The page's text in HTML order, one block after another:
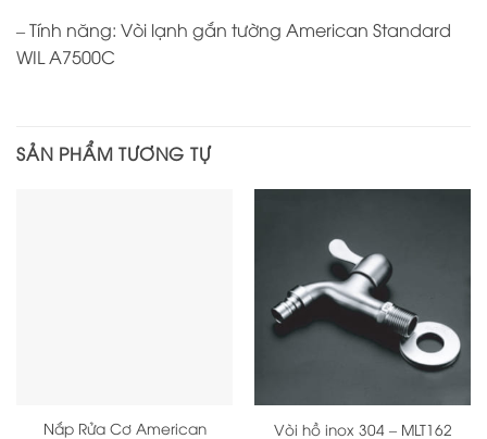
– Tính năng: Vòi lạnh gắn tường American Standard
WIL A7500C
SẢN PHẨM TƯƠNG TỰ
Nắp Rửa Cơ American
Vòi hồ inox 304 – MLT162